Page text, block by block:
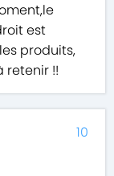
est
produits,
retenir !!
10